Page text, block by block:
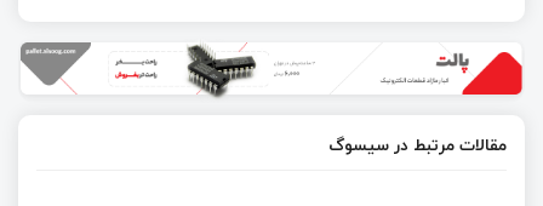
مقالات مرتبط در سیسوگ